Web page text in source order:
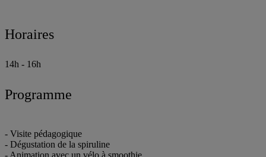
Horaires
14h - 16h
Programme
- Visite pédagogique
- Dégustation de la spiruline
- Animation avec un vélo à smoothie